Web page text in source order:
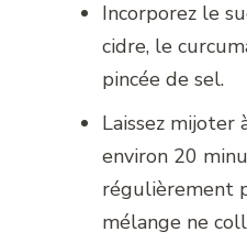
Incorporez le
cidre, le
pincée de sel.
Laissez mijoter
environ 20
régulièrement
mélange ne